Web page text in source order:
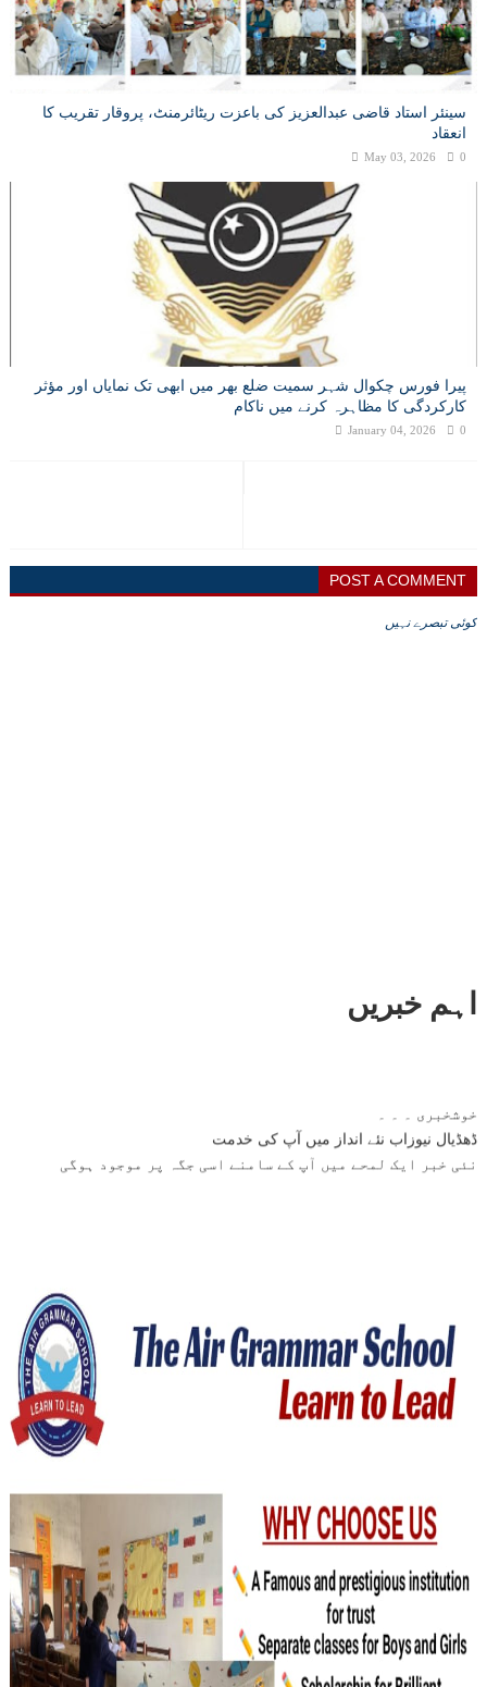
سینئر استاد قاضی عبدالعزیز کی باعزت ریٹائرمنٹ، پروقار تقریب کا
انعقاد
May 03, 2026 0
پیرا فورس چکوال شہر سمیت ضلع بھر میں ابھی تک نمایاں اور مؤثر
کارکردگی کا مظاہرہ کرنے میں ناکام
January 04, 2026 0
POST A COMMENT
کوئی تبصرے نہیں
اہم خبریں
ڈھڈیال نیوزاب نئے انداز میں آپ کی خدمت
نئی خبر ایک لمحے میں آپ کے سامنے اسی جگہ پر موجود ہوگی